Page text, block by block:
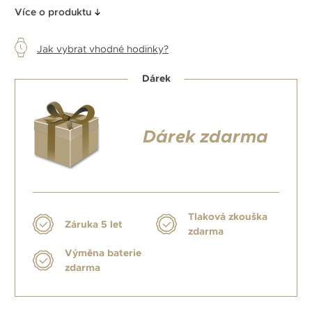
Více o produktu
Jak vybrat vhodné hodinky?
Dárek
Dárek zdarma
Záruka 5 let
Tlaková zkouška
zdarma
Výměna baterie
zdarma